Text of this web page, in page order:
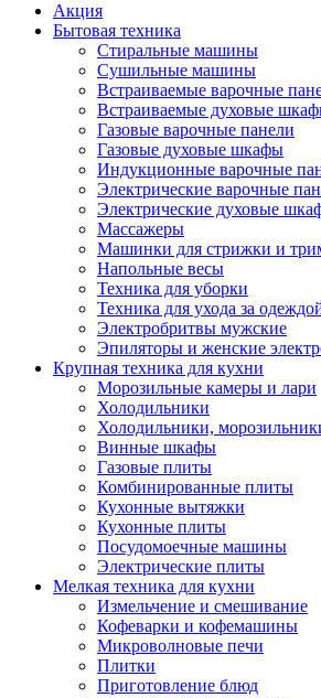
Акция
Бытовая техника
Стиральные машины
Сушильные машины
Встраиваемые варочные
Встраиваемые духовые
Газовые варочные панели
Газовые духовые шкафы
Индукционные варочные
Электрические варочные
Электрические духовые
Массажеры
Машинки для стрижки и
Напольные весы
Техника для уборки
Техника для ухода за
Электробритвы мужские
Эпиляторы и женские
Крупная техника для кухни
Морозильные камеры и лари
Холодильники
Холодильники,
Винные шкафы
Газовые плиты
Комбинированные плиты
Кухонные вытяжки
Кухонные плиты
Посудомоечные машины
Электрические плиты
Мелкая техника для кухни
Измельчение и смешивание
Кофеварки и кофемашины
Микроволновые печи
Плитки
Приготовление блюд